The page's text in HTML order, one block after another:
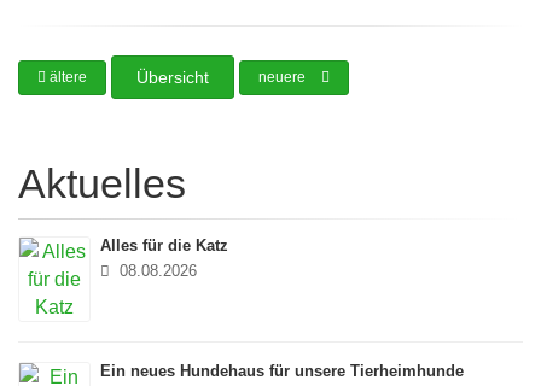
ältere Übersicht neuere
Aktuelles
Alles für die Katz
08.08.2026
Ein neues Hundehaus für unsere Tierheimhunde